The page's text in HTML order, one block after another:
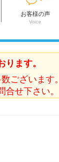
お客様の声
Voice
ます。
ございます。
せ下さい。